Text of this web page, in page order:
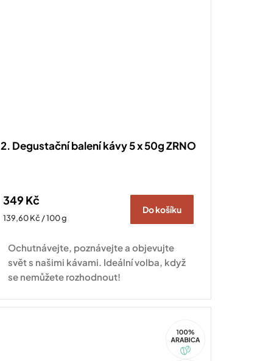
2. Degustační balení kávy 5 x 50g ZRNO
349 Kč
Měrná
139,60 Kč / 100 g
Do košíku
Ochutnávejte, poznávejte a objevujte
svět s našimi kávami. Ideální volba, když
se nemůžete rozhodnout!
Arabica